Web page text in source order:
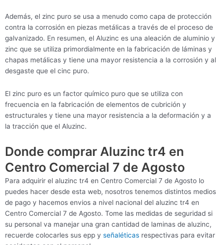
Además, el zinc puro se usa a menudo como capa de protección
contra la corrosión en piezas metálicas a través de el proceso de
galvanizado. En resumen, el Aluzinc es una aleación de aluminio y
zinc que se utiliza primordialmente en la fabricación de láminas y
chapas metálicas y tiene una mayor resistencia a la corrosión y al
desgaste que el cinc puro.
El zinc puro es un factor químico puro que se utiliza con
frecuencia en la fabricación de elementos de cubrición y
estructurales y tiene una mayor resistencia a la deformación y a
la tracción que el Aluzinc.
Donde comprar Aluzinc tr4 en
Centro Comercial 7 de Agosto
Para adquirir el aluzinc tr4 en Centro Comercial 7 de Agosto lo
puedes hacer desde esta web, nosotros tenemos distintos medios
de pago y hacemos envios a nivel nacional del aluzinc tr4 en
Centro Comercial 7 de Agosto. Tome las medidas de seguridad si
su personal va manejar una gran cantidad de laminas de aluzinc,
recuerde colocarles sus epp y señaléticas respectivas para evitar